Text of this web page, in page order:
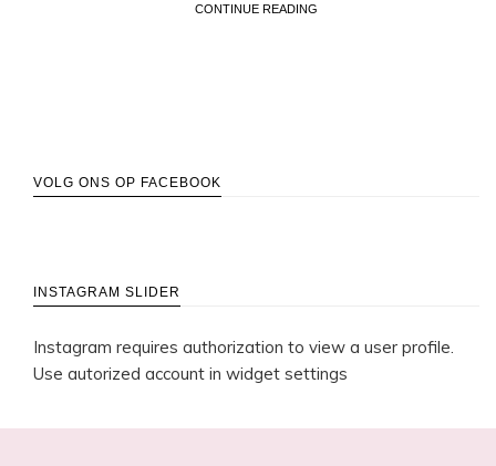
CONTINUE READING
VOLG ONS OP FACEBOOK
INSTAGRAM SLIDER
Instagram requires authorization to view a user profile.
Use autorized account in widget settings